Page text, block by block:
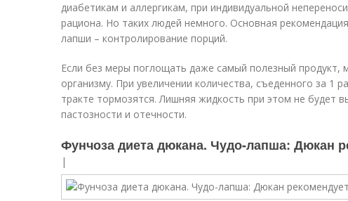
диабетикам и аллергикам, при индивидуальной
рациона. Но таких людей немного. Основная
лапши – контролирование порций.
Если без меры поглощать даже самый полезный
организму. При увеличении количества, съеденного за 1
тракте тормозятся. Лишняя жидкость при этом не будет
пастозности и отечности.
Фунчоза диета дюкана. Чудо-лапша: Дюкан
|